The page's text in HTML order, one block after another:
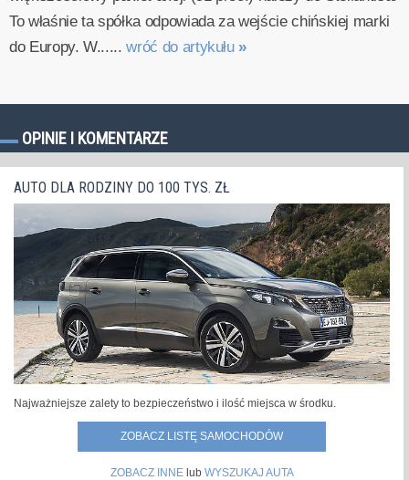
To właśnie ta spółka odpowiada za wejście chińskiej marki
do Europy. W......wróć do artykułu »
OPINIE I KOMENTARZE
AUTO DLA RODZINY DO 100 TYS. ZŁ
Najważniejsze zalety to bezpieczeństwo i ilość miejsca w środku.
ZOBACZ LISTĘ SAMOCHODÓW
ZOBACZ INNElub WYSZUKAJ AUTA